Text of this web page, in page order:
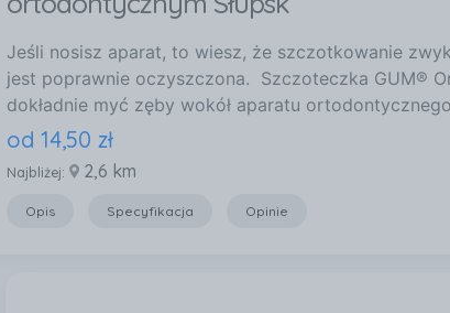
Jeśli nosisz aparat, to wiesz, że szczotkowanie
jest poprawnie oczyszczona. Szczoteczka GUM®
dokładnie myć zęby wokół aparatu
od 14,50 zł
Najbliżej: 2,6 km
Opis Specyfikacja Opinie